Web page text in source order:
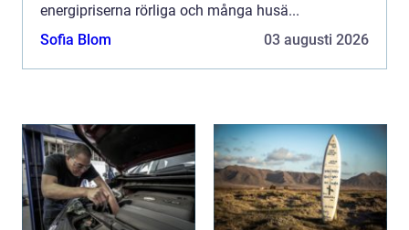
energipriserna rörliga och många husä...
Sofia Blom
03 augusti 2026